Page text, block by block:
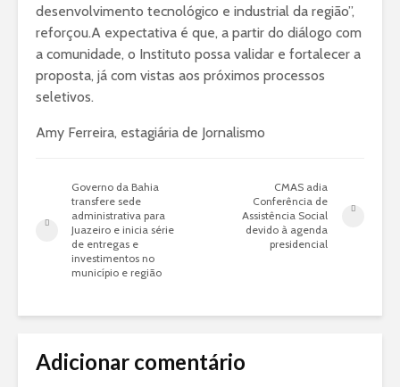
desenvolvimento tecnológico e industrial da região”,
reforçou.A expectativa é que, a partir do diálogo com
a comunidade, o Instituto possa validar e fortalecer a
proposta, já com vistas aos próximos processos
seletivos.
Amy Ferreira, estagiária de Jornalismo
Governo da Bahia
transfere sede
administrativa para
Juazeiro e inicia série
de entregas e
investimentos no
município e região
CMAS adia
Conferência de
Assistência Social
devido à agenda
presidencial
Adicionar comentário